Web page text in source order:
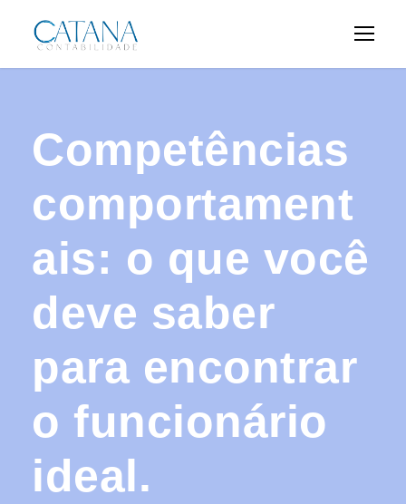
Competências
comportament
ais: o que você
deve saber
para encontrar
o funcionário
ideal.